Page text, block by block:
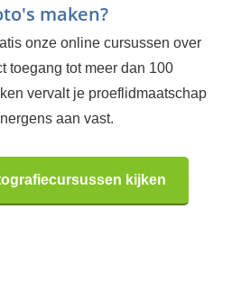
maken?
onze online cursussen over
toegang tot meer dan 100
vervalt je proeflidmaatschap
aan vast.
kijken